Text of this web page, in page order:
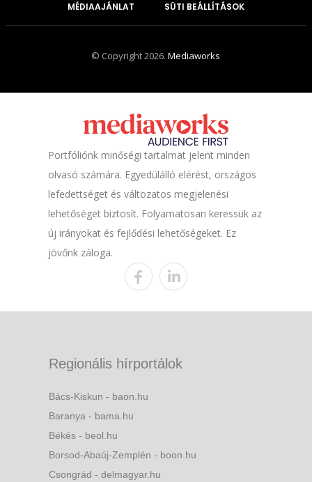
MÉDIAAJÁNLAT SÜTI BEÁLLÍTÁSOK
© Copyright 2026.Mediaworks
Portfóliónk minőségi tartalmat jelent minden
olvasó számára. Egyedülálló elérést, országos
lefedettséget és változatos megjelenési
lehetőséget biztosít. Folyamatosan keressük az
új irányokat és fejlődési lehetőségeket. Ez
jövőnk záloga.
Regionális hírportálok
Bács-Kiskun - baon.hu
Baranya - bama.hu
Békés - beol.hu
Borsod-Abaúj-Zemplén - boon.hu
Csongrád - delmagyar.hu